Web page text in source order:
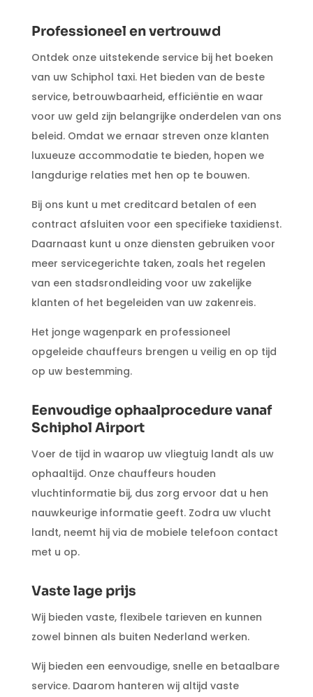
Professioneel en vertrouwd
Ontdek onze uitstekende service bij het boeken
van uw Schiphol taxi. Het bieden van de beste
service, betrouwbaarheid, efficiëntie en waar
voor uw geld zijn belangrijke onderdelen van ons
beleid. Omdat we ernaar streven onze klanten
luxueuze accommodatie te bieden, hopen we
langdurige relaties met hen op te bouwen.
Bij ons kunt u met creditcard betalen of een
contract afsluiten voor een specifieke taxidienst.
Daarnaast kunt u onze diensten gebruiken voor
meer servicegerichte taken, zoals het regelen
van een stadsrondleiding voor uw zakelijke
klanten of het begeleiden van uw zakenreis.
Het jonge wagenpark en professioneel
opgeleide chauffeurs brengen u veilig en op tijd
op uw bestemming.
Eenvoudige ophaalprocedure vanaf
Schiphol Airport
Voer de tijd in waarop uw vliegtuig landt als uw
ophaaltijd. Onze chauffeurs houden
vluchtinformatie bij, dus zorg ervoor dat u hen
nauwkeurige informatie geeft. Zodra uw vlucht
landt, neemt hij via de mobiele telefoon contact
met u op.
Vaste lage prijs
Wij bieden vaste, flexibele tarieven en kunnen
zowel binnen als buiten Nederland werken.
Wij bieden een eenvoudige, snelle en betaalbare
service. Daarom hanteren wij altijd vaste